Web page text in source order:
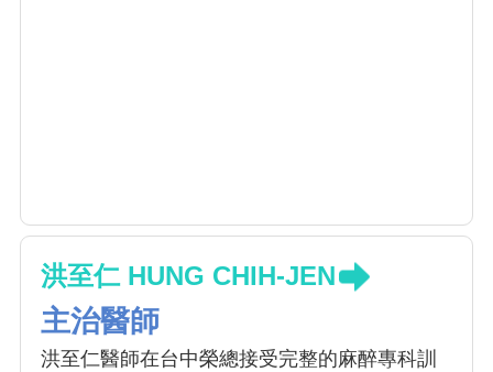
洪至仁 HUNG CHIH-JEN
主治醫師
洪至仁醫師在台中榮總接受完整的麻醉專科訓